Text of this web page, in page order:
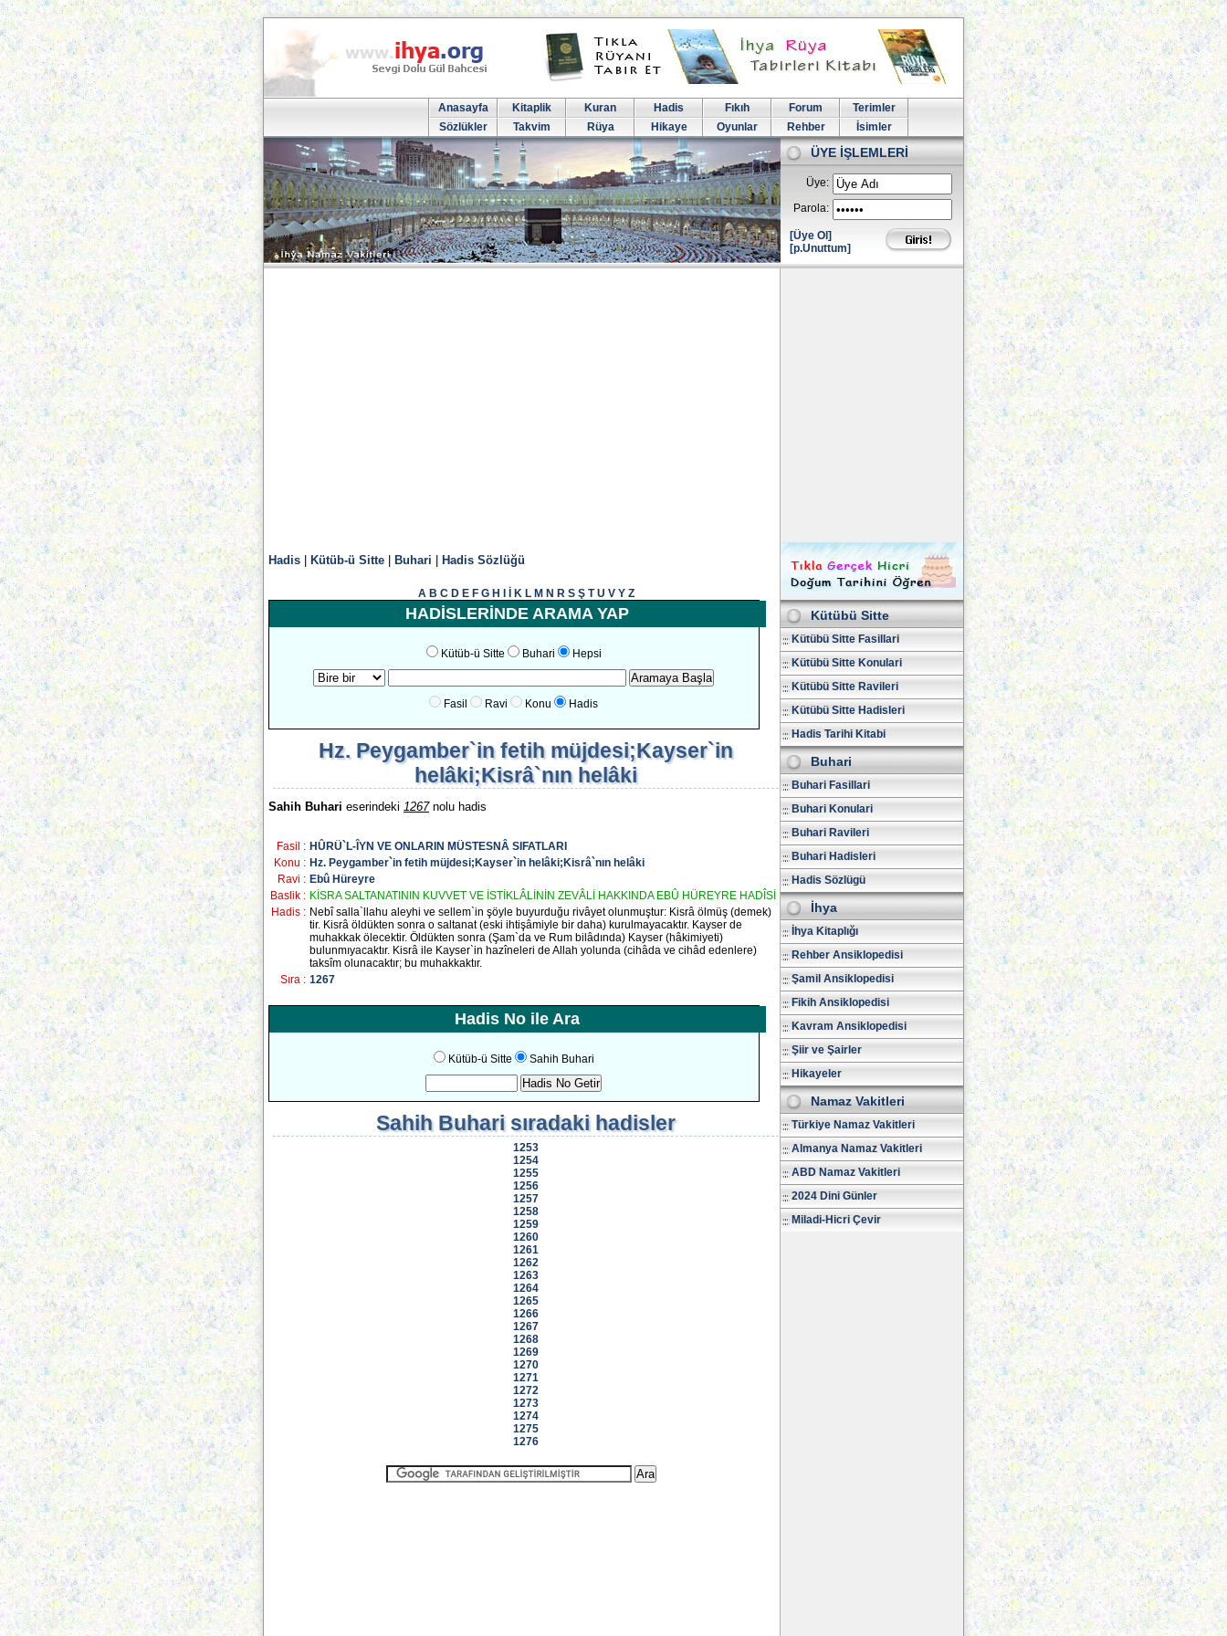
Anasayfa Kitaplik Kuran Hadis Fıkıh Forum
Terimler
Sözlükler
Takvim Rüya Hikaye Oyunlar Rehber İsimler
ÜYE İŞLEMLERİ
Üye:
Parola:
[Üye Ol]
[p.Unuttum]
Hadis Kütüb-ü Sitte Buhari Hadis Sözlüğü
A B C D E F G H K L M N R S Ş T U V Y Z
HADİSLERİNDE ARAMA YAP
Kütüb-ü Sitte Buhari Hepsi
Fasil Ravi Konu Hadis
Hz. Peygamber`in fetih müjdesi;Kayser`in
helâki;Kisrâ`nın helâki
Sahih Buhari eserindeki 1267nolu hadis
Fasil : HÛRÜ`L-ÎYN VE ONLARIN MÜSTESNÂ SIFATLARI
Konu : Hz. Peygamber`in fetih müjdesi;Kayser`in helâki;Kisrâ`nın helâki
Ravi : Ebû Hüreyre
Baslik : KİSRA SALTANATININ KUVVET VE İSTİKLÂLİNİN ZEVÂLİ HAKKINDA EBÛ HÜREYRE HADÎSİ
Hadis : Nebî salla`llahu aleyhi ve sellem`in şöyle buyurduğu rivâyet olunmuştur: Kisrâ ölmüş (demek)
tir. Kisrâ öldükten sonra o saltanat (eski ihtişâmiyle bir daha) kurulmayacaktır. Kayser de
muhakkak ölecektir. Öldükten sonra (Şam`da ve Rum bilâdında) Kayser (hâkimiyeti)
bulunmıyacaktır. Kisrâ ile Kayser`in hazîneleri de Allah yolunda (cihâda ve cihâd edenlere)
taksîm olunacaktır; bu muhakkaktır.
Sıra : 1267
Hadis No ile Ara
Kütüb-ü Sitte Sahih Buhari
Sahih Buharisıradaki hadisler
1253
1254
1255
1256
1257
1258
1259
1260
1261
1262
1263
1264
1265
1266
1267
1268
1269
1270
1271
1272
1273
1274
1275
1276
Kütübü Sitte
Kütübü Sitte Fasillari
Kütübü Sitte Konulari
Kütübü Sitte Ravileri
Kütübü Sitte Hadisleri
Hadis Tarihi Kitabi
Buhari
Buhari Fasillari
Buhari Konulari
Buhari Ravileri
Buhari Hadisleri
Hadis Sözlügü
İhya
İhya Kitaplığı
Rehber Ansiklopedisi
Şamil Ansiklopedisi
Fikih Ansiklopedisi
Kavram Ansiklopedisi
Şiir ve Şairler
Hikayeler
Namaz Vakitleri
Türkiye Namaz Vakitleri
Almanya Namaz Vakitleri
ABD Namaz Vakitleri
2024 Dini Günler
Miladi-Hicri Çevir